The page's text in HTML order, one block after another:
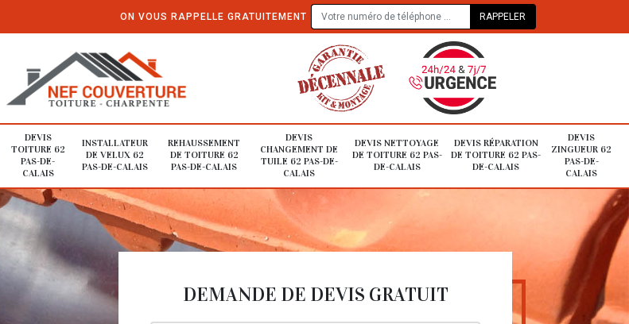
ON VOUS RAPPELLE GRATUITEMENT
DEVIS
TOITURE 62
PAS-DE-
CALAIS
INSTALLATEUR
DE VELUX 62
PAS-DE-CALAIS
REHAUSSEMENT
DE TOITURE 62
PAS-DE-CALAIS
DEVIS
CHANGEMENT DE
TUILE 62 PAS-DE-
CALAIS
DEVIS NETTOYAGE
DE TOITURE 62 PAS-
DE-CALAIS
DEVIS RÉPARATION
DE TOITURE 62 PAS-
DE-CALAIS
DEVIS
ZINGUEUR 62
PAS-DE-
CALAIS
DEMANDE DE DEVIS GRATUIT